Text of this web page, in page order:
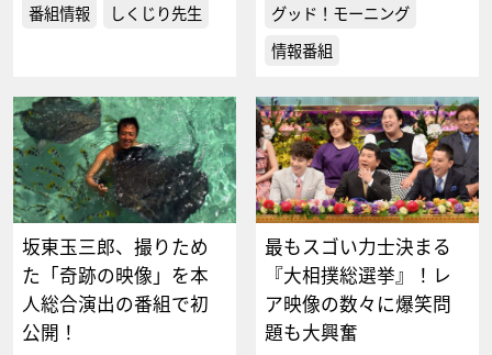
番組情報 しくじり先生
グッド！モーニング
情報番組
坂東玉三郎、撮りため
た「奇跡の映像」を本
人総合演出の番組で初
公開！
最もスゴい力士決まる
『大相撲総選挙』！レ
ア映像の数々に爆笑問
題も大興奮